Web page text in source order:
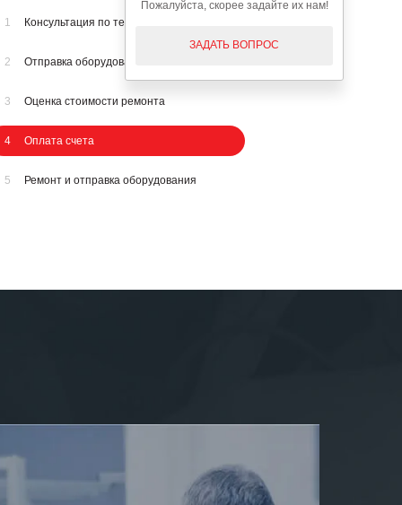
1 Консультация по телефону
2 Отправка оборудования на осмотр
3 Оценка стоимости ремонта
4 Оплата счета
5 Ремонт и отправка оборудования
Пожалуйста, скорее задайте их нам!
ЗАДАТЬ ВОПРОС